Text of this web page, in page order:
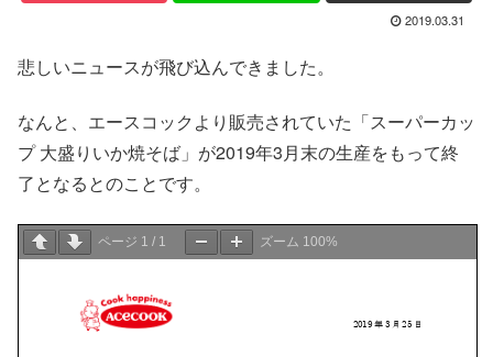
2019.03.31
悲しいニュースが飛び込んできました。
なんと、エースコックより販売されていた「スーパーカッ
プ 大盛りいか焼そば」が2019年3月末の生産をもって終
了となるとのことです。
ページ 1 / 1 ズーム 100%